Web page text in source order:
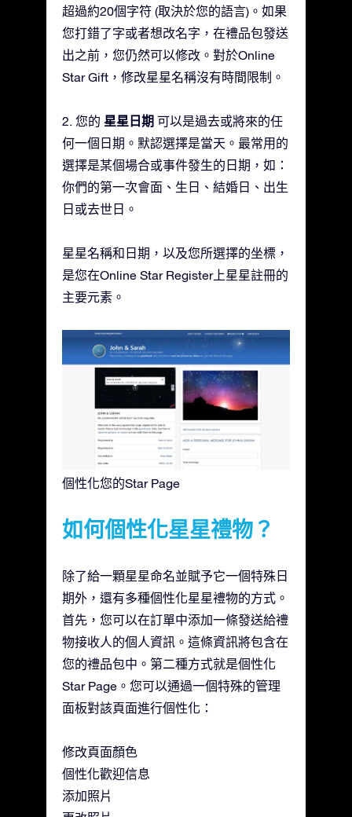
超過約20個字符 (取決於您的語言)。如果
您打錯了字或者想改名字，在禮品包發送
出之前，您仍然可以修改。對於Online
Star Gift，修改星星名稱沒有時間限制。
2. 您的 星星日期 可以是過去或將來的任
何一個日期。默認選擇是當天。最常用的
選擇是某個場合或事件發生的日期，如：
你們的第一次會面、生日、結婚日、出生
日或去世日。
星星名稱和日期，以及您所選擇的坐標，
是您在Online Star Register上星星註冊的
主要元素。
個性化您的Star Page
如何個性化星星禮物？
除了給一顆星星命名並賦予它一個特殊日
期外，還有多種個性化星星禮物的方式。
首先，您可以在訂單中添加一條發送給禮
物接收人的個人資訊。這條資訊將包含在
您的禮品包中。第二種方式就是個性化
Star Page。您可以通過一個特殊的管理
面板對該頁面進行個性化：
修改頁面顏色
個性化歡迎信息
添加照片